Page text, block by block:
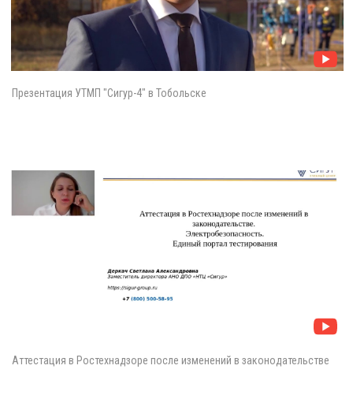
Презентация УТМП "Сигур-4" в Тобольске
Аттестация в Ростехнадзоре после изменений в законодательстве